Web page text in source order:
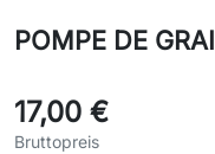
POMPE DE
17,00 €
Bruttopreis